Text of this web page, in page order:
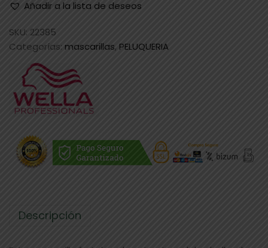
Añadir a la lista de deseos
SKU: 22385
Categorías: mascarillas, PELUQUERIA
Descripción